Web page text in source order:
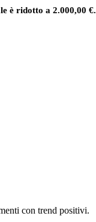
è ridotto a 2.000,00 €.
con trend positivi.